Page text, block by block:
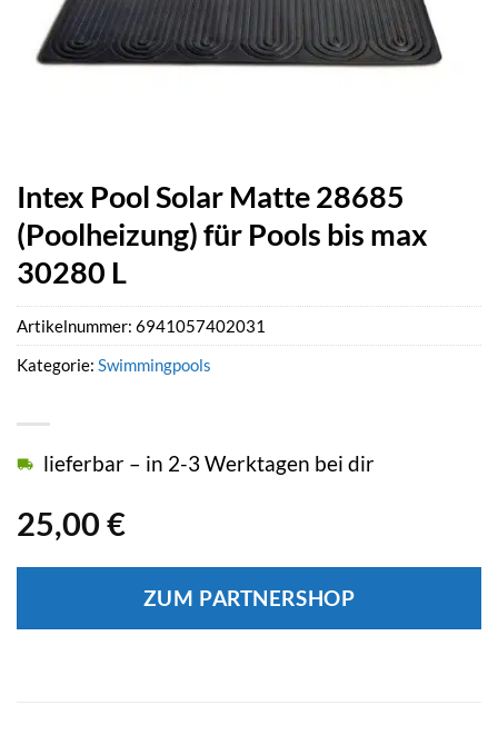
Intex Pool Solar Matte 28685
(Poolheizung) für Pools bis max
30280 L
25,00 €
lieferbar – in 2-3 Werktagen bei dir
ZUM PARTNERSHOP
Artikelnummer: 6941057402031
Kategorie: Swimmingpools